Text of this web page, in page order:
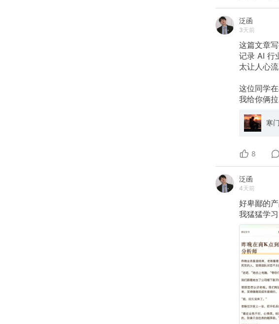
泛函
3天前
这篇文章
​记录 AI 行
太让人心流
这位同学
我给你俩拉
寒
8
泛函
4天前
好卑鄙的
我猛猛学习